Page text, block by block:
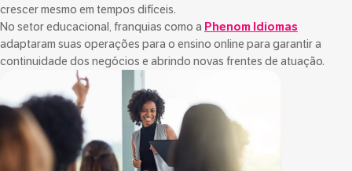
crescer mesmo em tempos difíceis.
No setor educacional, franquias como a Phenom Idiomas
adaptaram suas operações para o ensino online para garantir a
continuidade dos negócios e abrindo novas frentes de atuação.